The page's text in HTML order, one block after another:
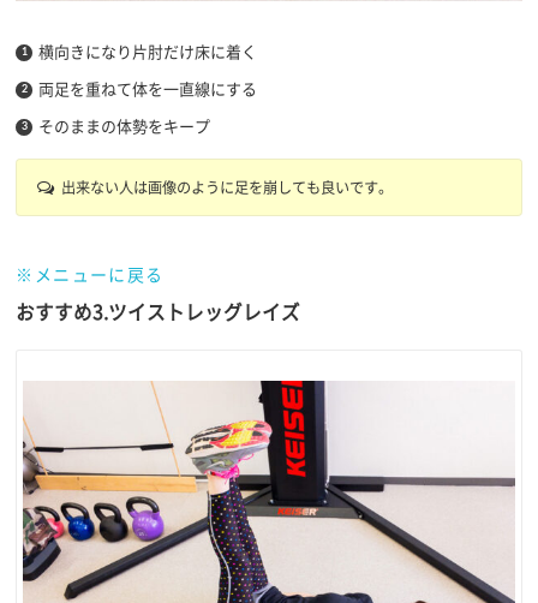
横向きになり片肘だけ床に着く
両足を重ねて体を一直線にする
そのままの体勢をキープ
出来ない人は画像のように足を崩しても良いです。
※メニューに戻る
おすすめ3.ツイストレッグレイズ